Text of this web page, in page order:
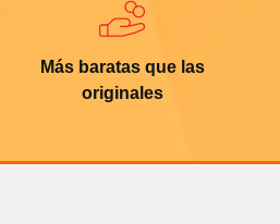
Más baratas que las
originales